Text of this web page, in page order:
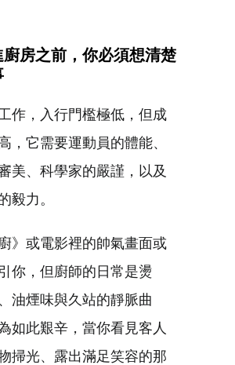
房之前，你必須想清楚
作，入行門檻極低，但成
，它需要運動員的體能、
美、科學家的嚴謹，以及
毅力。
》或電影裡的帥氣畫面或
你，但廚師的日常是燙
油煙味與久站的靜脈曲
如此艱辛，當你看見客人
掃光、露出滿足笑容的那